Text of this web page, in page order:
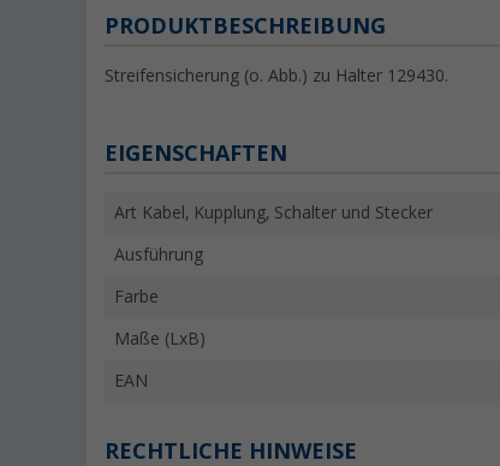
PRODUKTBESCHREIBUNG
Streifensicherung (o. Abb.) zu Halter 129430.
EIGENSCHAFTEN
Art Kabel, Kupplung, Schalter und Stecker
Ausführung
Farbe
Maße (LxB)
EAN
RECHTLICHE HINWEISE